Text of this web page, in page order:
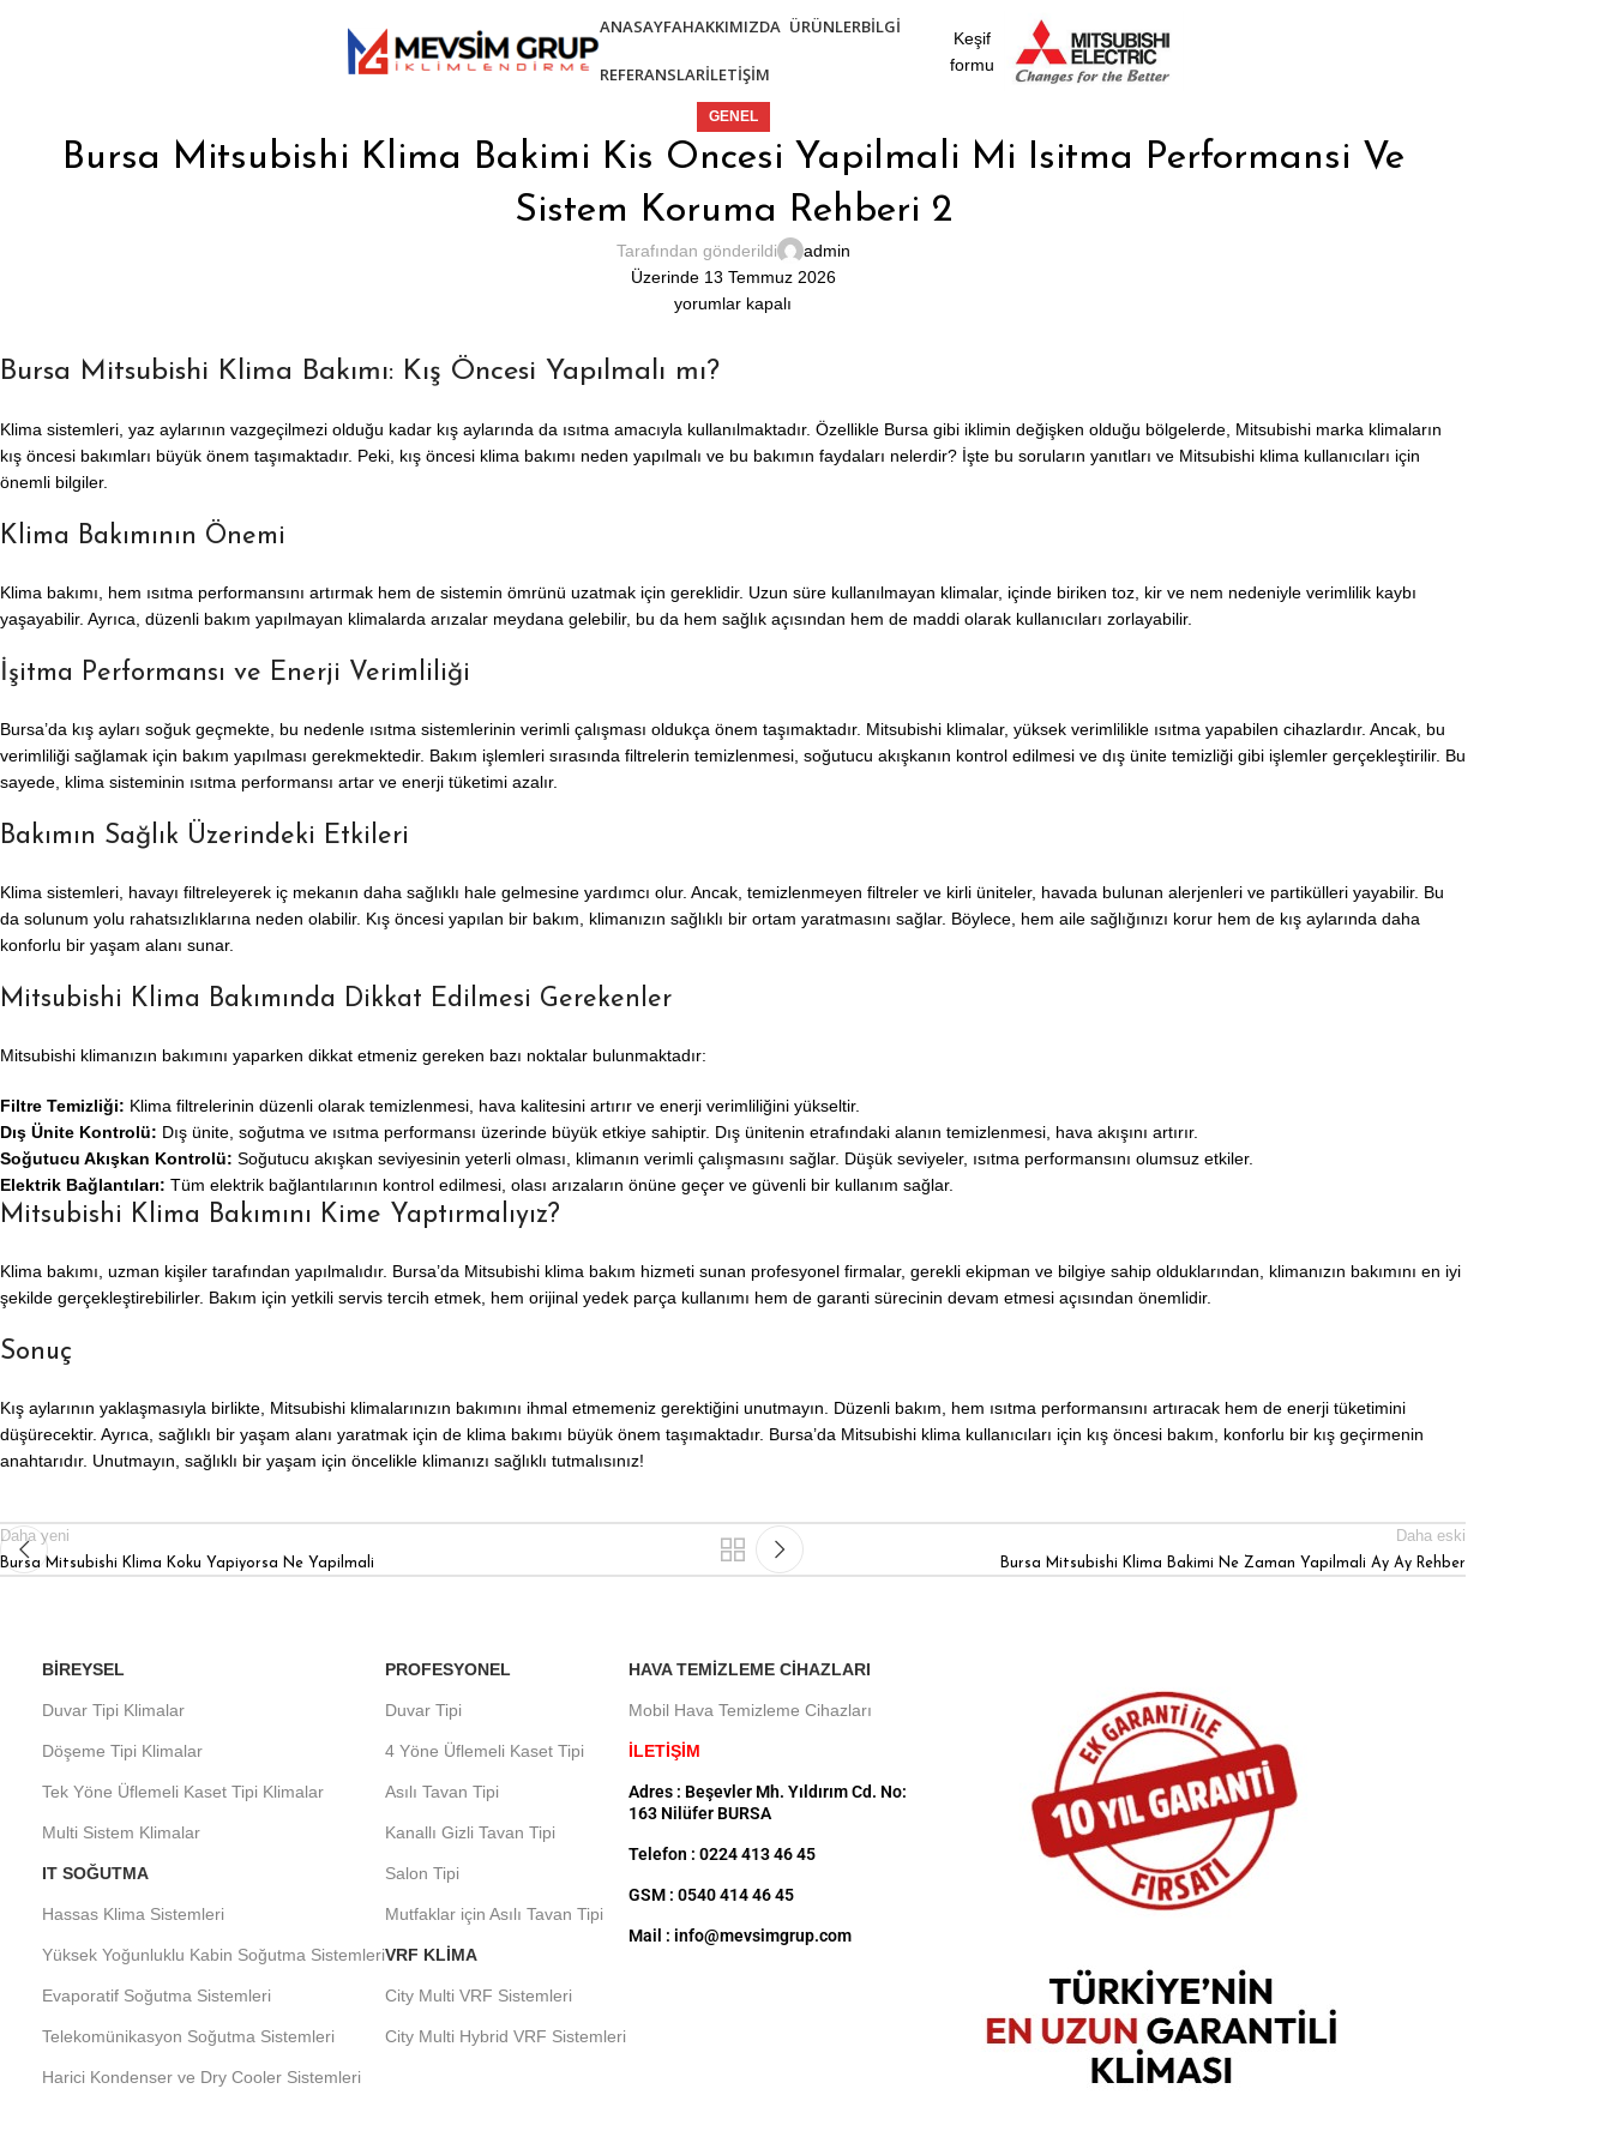
ANASAYFAHAKKIMIZDA ÜRÜNLERBILGI
REFERANSLARİLETIŞIM
Keşif
formu
GENEL
Bursa Mitsubishi Klima Bakimi Kis Oncesi Yapilmali Mi Isitma Performansi Ve
Sistem Koruma Rehberi 2
Tarafından gönderildi
admin
Üzerinde 13 Temmuz 2026
yorumlar kapalı
Bursa Mitsubishi Klima Bakımı: Kış Öncesi Yapılmalı mı?
Klima sistemleri, yaz aylarının vazgeçilmezi olduğu kadar kış aylarında da ısıtma amacıyla kullanılmaktadır. Özellikle Bursa gibi iklimin değişken olduğu bölgelerde, Mitsubishi marka klimaların
kış öncesi bakımları büyük önem taşımaktadır. Peki, kış öncesi klima bakımı neden yapılmalı ve bu bakımın faydaları nelerdir? İşte bu soruların yanıtları ve Mitsubishi klima kullanıcıları için
önemli bilgiler.
Klima Bakımının Önemi
Klima bakımı, hem ısıtma performansını artırmak hem de sistemin ömrünü uzatmak için gereklidir. Uzun süre kullanılmayan klimalar, içinde biriken toz, kir ve nem nedeniyle verimlilik kaybı
yaşayabilir. Ayrıca, düzenli bakım yapılmayan klimalarda arızalar meydana gelebilir, bu da hem sağlık açısından hem de maddi olarak kullanıcıları zorlayabilir.
İşitma Performansı ve Enerji Verimliliği
Bursa’da kış ayları soğuk geçmekte, bu nedenle ısıtma sistemlerinin verimli çalışması oldukça önem taşımaktadır. Mitsubishi klimalar, yüksek verimlilikle ısıtma yapabilen cihazlardır. Ancak, bu
verimliliği sağlamak için bakım yapılması gerekmektedir. Bakım işlemleri sırasında filtrelerin temizlenmesi, soğutucu akışkanın kontrol edilmesi ve dış ünite temizliği gibi işlemler gerçekleştirilir. Bu
sayede, klima sisteminin ısıtma performansı artar ve enerji tüketimi azalır.
Bakımın Sağlık Üzerindeki Etkileri
Klima sistemleri, havayı filtreleyerek iç mekanın daha sağlıklı hale gelmesine yardımcı olur. Ancak, temizlenmeyen filtreler ve kirli üniteler, havada bulunan alerjenleri ve partikülleri yayabilir. Bu
da solunum yolu rahatsızlıklarına neden olabilir. Kış öncesi yapılan bir bakım, klimanızın sağlıklı bir ortam yaratmasını sağlar. Böylece, hem aile sağlığınızı korur hem de kış aylarında daha
konforlu bir yaşam alanı sunar.
Mitsubishi Klima Bakımında Dikkat Edilmesi Gerekenler
Mitsubishi klimanızın bakımını yaparken dikkat etmeniz gereken bazı noktalar bulunmaktadır:
Filtre Temizliği: Klima filtrelerinin düzenli olarak temizlenmesi, hava kalitesini artırır ve enerji verimliliğini yükseltir.
Dış Ünite Kontrolü: Dış ünite, soğutma ve ısıtma performansı üzerinde büyük etkiye sahiptir. Dış ünitenin etrafındaki alanın temizlenmesi, hava akışını artırır.
Soğutucu Akışkan Kontrolü: Soğutucu akışkan seviyesinin yeterli olması, klimanın verimli çalışmasını sağlar. Düşük seviyeler, ısıtma performansını olumsuz etkiler.
Elektrik Bağlantıları: Tüm elektrik bağlantılarının kontrol edilmesi, olası arızaların önüne geçer ve güvenli bir kullanım sağlar.
Mitsubishi Klima Bakımını Kime Yaptırmalıyız?
Klima bakımı, uzman kişiler tarafından yapılmalıdır. Bursa’da Mitsubishi klima bakım hizmeti sunan profesyonel firmalar, gerekli ekipman ve bilgiye sahip olduklarından, klimanızın bakımını en iyi
şekilde gerçekleştirebilirler. Bakım için yetkili servis tercih etmek, hem orijinal yedek parça kullanımı hem de garanti sürecinin devam etmesi açısından önemlidir.
Sonuç
Kış aylarının yaklaşmasıyla birlikte, Mitsubishi klimalarınızın bakımını ihmal etmemeniz gerektiğini unutmayın. Düzenli bakım, hem ısıtma performansını artıracak hem de enerji tüketimini
düşürecektir. Ayrıca, sağlıklı bir yaşam alanı yaratmak için de klima bakımı büyük önem taşımaktadır. Bursa’da Mitsubishi klima kullanıcıları için kış öncesi bakım, konforlu bir kış geçirmenin
anahtarıdır. Unutmayın, sağlıklı bir yaşam için öncelikle klimanızı sağlıklı tutmalısınız!
Daha yeni
Bursa Mitsubishi Klima Koku Yapiyorsa Ne Yapilmali
Daha eski
Bursa Mitsubishi Klima Bakimi Ne Zaman Yapilmali Ay Ay Rehber
BIREYSEL
Duvar Tipi Klimalar
Döşeme Tipi Klimalar
Tek Yöne Üflemeli Kaset Tipi Klimalar
Multi Sistem Klimalar
IT SOĞUTMA
Hassas Klima Sistemleri
Yüksek Yoğunluklu Kabin Soğutma Sistemleri
Evaporatif Soğutma Sistemleri
Telekomünikasyon Soğutma Sistemleri
Harici Kondenser ve Dry Cooler Sistemleri
PROFESYONEL
Duvar Tipi
4 Yöne Üflemeli Kaset Tipi
Asılı Tavan Tipi
Kanallı Gizli Tavan Tipi
Salon Tipi
Mutfaklar için Asılı Tavan Tipi
VRF KLIMA
City Multi VRF Sistemleri
City Multi Hybrid VRF Sistemleri
HAVA TEMIZLEME CIHAZLARI
Mobil Hava Temizleme Cihazları
İLETİŞİM
Adres : Beşevler Mh. Yıldırım Cd. No:
163 Nilüfer BURSA
Telefon : 0224 413 46 45
GSM : 0540 414 46 45
Mail : info@mevsimgrup.com